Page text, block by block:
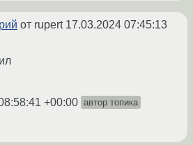
от rupert 17.03.2024 07:45:13
+00:00 автор топика